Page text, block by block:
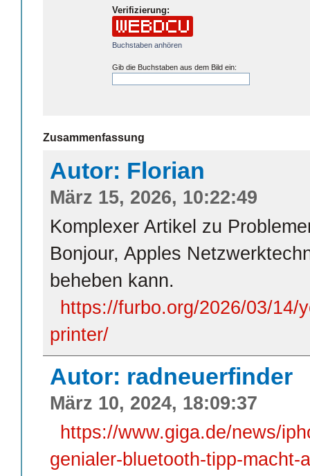
Verifizierung:
Buchstaben anhören
Gib die Buchstaben aus dem Bild ein:
Zusammenfassung
Autor: Florian
März 15, 2026, 10:22:49
Komplexer Artikel zu
Bonjour, Apples
beheben kann.
https://furbo.org/2026/03/14/
printer/
Autor: radneuerfinder
März 10, 2024, 18:09:37
https://www.giga.de/news/
genialer-bluetooth-tipp-macht-